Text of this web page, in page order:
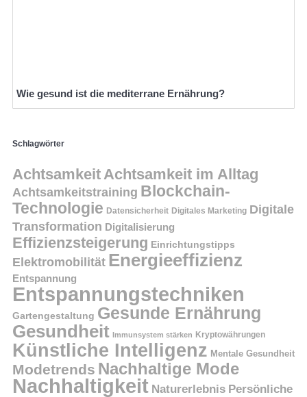
Wie gesund ist die mediterrane Ernährung?
Schlagwörter
AchtsamkeitAchtsamkeit im Alltag
Achtsamkeitstraining Blockchain-
Technologie Datensicherheit Digitales Marketing Digitale
Transformation Digitalisierung
Effizienzsteigerung Einrichtungstipps
Elektromobilität Energieeffizienz
Entspannung
Entspannungstechniken
Gartengestaltung Gesunde Ernährung
Gesundheit Immunsystem stärken Kryptowährungen
Künstliche Intelligenz Mentale Gesundheit
Modetrends Nachhaltige Mode
Nachhaltigkeit Naturerlebnis Persönliche